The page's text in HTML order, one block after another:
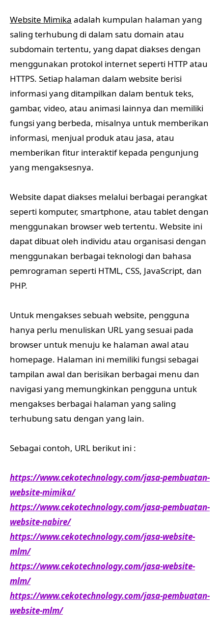
Website Mimika adalah kumpulan halaman yang
saling terhubung di dalam satu domain atau
subdomain tertentu, yang dapat diakses dengan
menggunakan protokol internet seperti HTTP atau
HTTPS. Setiap halaman dalam website berisi
informasi yang ditampilkan dalam bentuk teks,
gambar, video, atau animasi lainnya dan memiliki
fungsi yang berbeda, misalnya untuk memberikan
informasi, menjual produk atau jasa, atau
memberikan fitur interaktif kepada pengunjung
yang mengaksesnya.
Website dapat diakses melalui berbagai perangkat
seperti komputer, smartphone, atau tablet dengan
menggunakan browser web tertentu. Website ini
dapat dibuat oleh individu atau organisasi dengan
menggunakan berbagai teknologi dan bahasa
pemrograman seperti HTML, CSS, JavaScript, dan
PHP.
Untuk mengakses sebuah website, pengguna
hanya perlu menuliskan URL yang sesuai pada
browser untuk menuju ke halaman awal atau
homepage. Halaman ini memiliki fungsi sebagai
tampilan awal dan berisikan berbagai menu dan
navigasi yang memungkinkan pengguna untuk
mengakses berbagai halaman yang saling
terhubung satu dengan yang lain.
Sebagai contoh, URL berikut ini :
https://www.cekotechnology.com/jasa-pembuatan-
website-mimika/
https://www.cekotechnology.com/jasa-pembuatan-
website-nabire/
https://www.cekotechnology.com/jasa-website-
mlm/
https://www.cekotechnology.com/jasa-website-
mlm/
https://www.cekotechnology.com/jasa-pembuatan-
website-mlm/